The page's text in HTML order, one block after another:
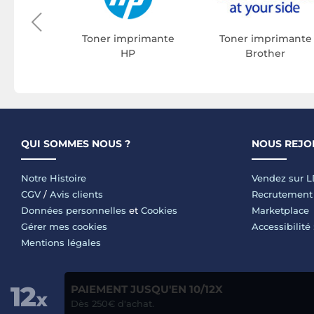
Toner imprimante
HP
Toner imprimante
Brother
QUI SOMMES NOUS ?
Notre Histoire
CGV / Avis clients
Données personnelles et Cookies
Gérer mes cookies
Mentions légales
NOUS
Vendez sur
Recrutement
Marketplace
Accessibilité
PAIEMENT JUSQU'EN 10/12X
Dès 250€ d'achat.